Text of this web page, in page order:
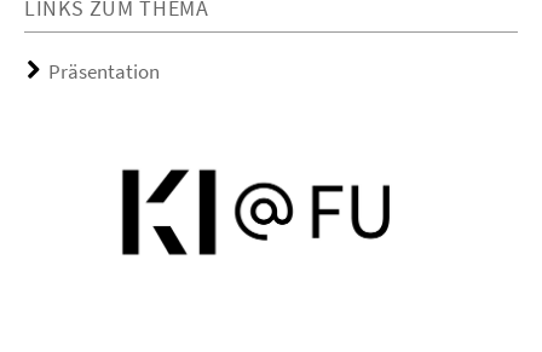
LINKS ZUM THEMA
Präsentation